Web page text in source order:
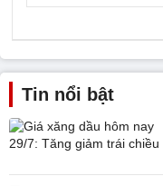
Tin nổi bật